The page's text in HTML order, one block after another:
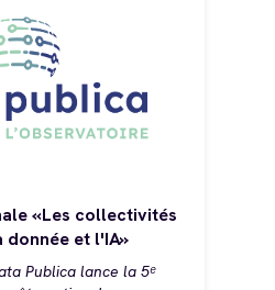
«Les collectivités
et l'IA»
Publica lance la 5ᵉ